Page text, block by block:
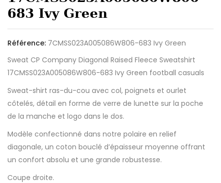
683 Ivy Green
Référence: 7CMSS023A005086W806-683 Ivy Green
Sweat CP Company Diagonal Raised Fleece Sweatshirt
17CMSS023A005086W806-683 Ivy Green football casuals
Sweat-shirt ras-du-cou avec col, poignets et ourlet
côtelés, détail en forme de verre de lunette sur la poche
de la manche et logo dans le dos.
Modèle confectionné dans notre polaire en relief
diagonale, un coton bouclé d’épaisseur moyenne offrant
un confort absolu et une grande robustesse.
Coupe droite.